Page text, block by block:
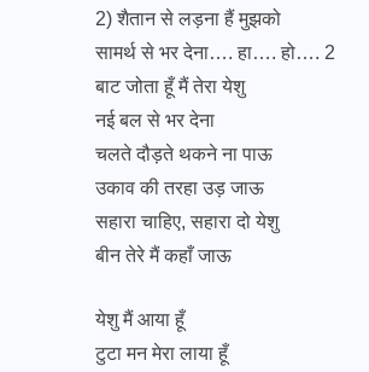
2) शैतान से लड़ना हैं मुझको
सामर्थ से भर देना…. हा…. हो…. 2
बाट जोता हूँ मैं तेरा येशु
नई बल से भर देना
चलते दौड़ते थकने ना पाऊ
उकाव की तरहा उड़ जाऊ
सहारा चाहिए, सहारा दो येशु
बीन तेरे मैं कहाँ जाऊ
येशु मैं आया हूँ
टुटा मन मेरा लाया हूँ